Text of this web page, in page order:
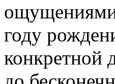
году
конкретной